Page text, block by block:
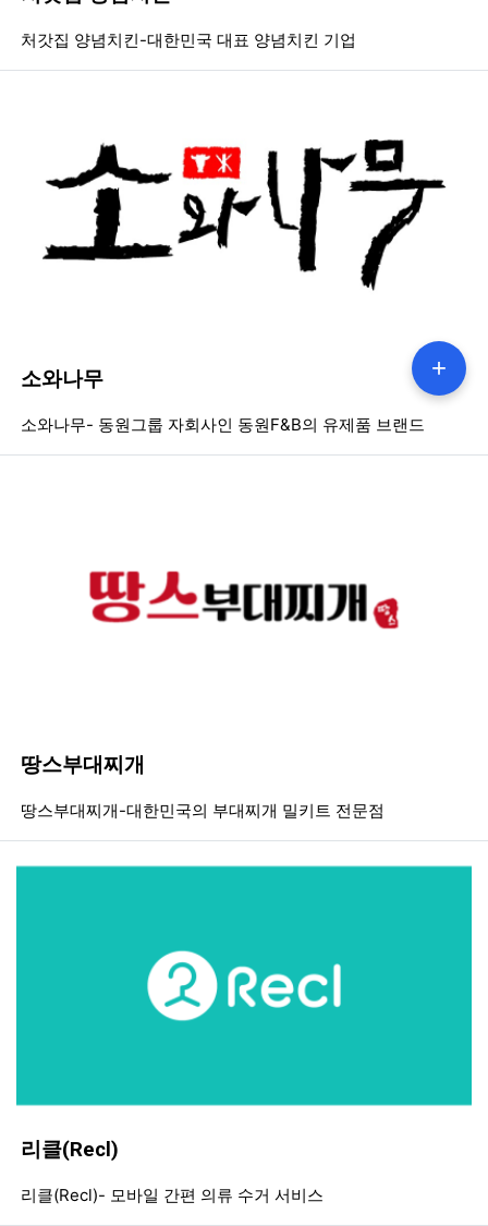
등록일
조회
처갓집 양념치킨-대한민국 대표 양념치킨 기업
소와나무
등록일
조회
소와나무- 동원그룹 자회사인 동원F&B의 유제품 브랜드
땅스부대찌개
등록일
조회
땅스부대찌개-대한민국의 부대찌개 밀키트 전문점
리클(Recl)
등록일
조회
리클(Recl)- 모바일 간편 의류 수거 서비스
+